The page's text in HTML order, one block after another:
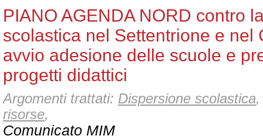
PIANO AGENDA NORD contro
scolastica nel Settentrione e nel
avvio adesione delle scuole e
progetti didattici
Argomenti trattati: Dispersione scolastica
risorse,
Comunicato MIM